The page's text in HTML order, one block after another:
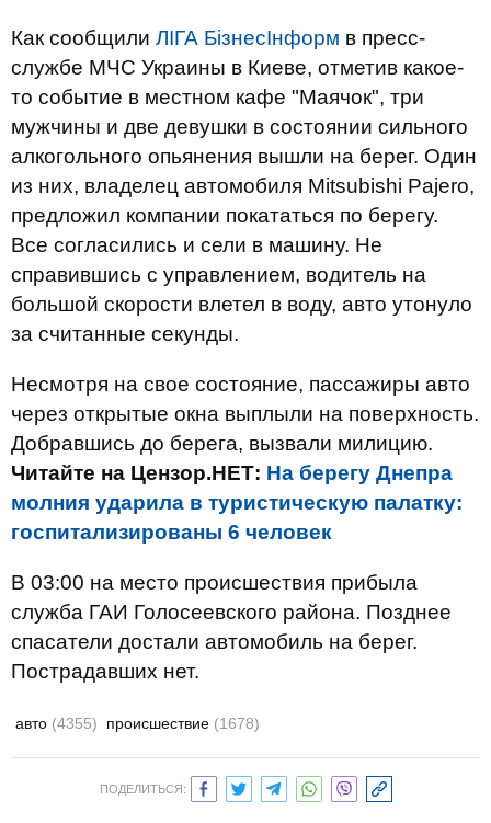
Как сообщили ЛІГА БізнесІнформ в пресс-
службе МЧС Украины в Киеве, отметив какое-
то событие в местном кафе "Маячок", три
мужчины и две девушки в состоянии сильного
алкогольного опьянения вышли на берег. Один
из них, владелец автомобиля Mitsubishi Pajero,
предложил компании покататься по берегу.
Все согласились и сели в машину. Не
справившись с управлением, водитель на
большой скорости влетел в воду, авто утонуло
за считанные секунды.
Несмотря на свое состояние, пассажиры авто
через открытые окна выплыли на поверхность.
Добравшись до берега, вызвали милицию.
Читайте на Цензор.НЕТ: На берегу Днепра
молния ударила в туристическую палатку:
госпитализированы 6 человек
В 03:00 на место происшествия прибыла
служба ГАИ Голосеевского района. Позднее
спасатели достали автомобиль на берег.
Пострадавших нет.
авто (4355) происшествие (1678)
ПОДЕЛИТЬСЯ: